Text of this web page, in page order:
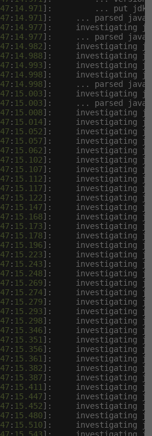
47 : 14.971 ]:         ... put jdk
47 : 14.971 ]:     ... parsed
47 : 14.977]:     investigating
47 : 14.977]:     ... parsed
47 : 14.982]:     investigating
47 : 14.988]:     investigating
47 : 14.993]:     investigating java
47 : 14.998]:     investigating java
47 : 14.998]:     ... parsed
47 : 15.003]:     investigating
47 : 15.003]:     ... parsed
47 : 15.008]:     investigating
47 : 15.014]:     investigating java
47 : 15.052]:     investigating
47 : 15.057]:     investigating java
47 : 15.062]:     investigating java
47 : 15.102]:     investigating java
47 : 15.107]:     investigating java
47 : 15.112]:     investigating java
47 : 15.117]:     investigating
47 : 15.122]:     investigating java
47 : 15.147]:     investigating java
47 : 15.168]:     investigating java
47 : 15.173]:     investigating java
47 : 15.178]:     investigating java
47 : 15.196]:     investigating
47 : 15.223]:     investigating java
47 : 15.243]:     investigating java
47 : 15.248]:     investigating
47 : 15.269]:     investigating java
47 : 15.274]:     investigating java
47 : 15.279]:     investigating
47 : 15.293]:     investigating java
47 : 15.298]:     investigating java
47 : 15.346]:     investigating
47 : 15.351 ]:     investigating java
47 : 15.356]:     investigating java
47 : 15.361 ]:     investigating java
47 : 15.382]:     investigating java
47 : 15.387]:     investigating java
47 : 15.411 ]:     investigating java
47 : 15.447]:     investigating java
47 : 15.452]:     investigating java
47 : 15.480]:     investigating java
47 : 15.510]:     investigating java
47 : 15.543]:     investigating java